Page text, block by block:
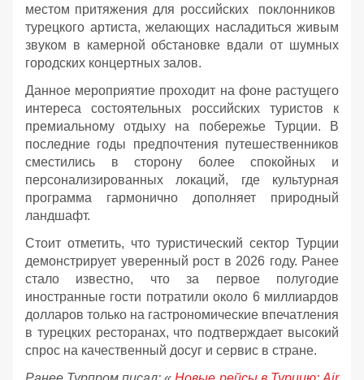
местом притяжения для российских поклонников
турецкого артиста, желающих насладиться живым
звуком в камерной обстановке вдали от шумных
городских концертных залов.
Данное мероприятие проходит на фоне растущего
интереса состоятельных российских туристов к
премиальному отдыху на побережье Турции. В
последние годы предпочтения путешественников
сместились в сторону более спокойных и
персонализированных локаций, где культурная
программа гармонично дополняет природный
ландшафт.
Стоит отметить, что туристический сектор Турции
демонстрирует уверенный рост в 2026 году. Ранее
стало известно, что за первое полугодие
иностранные гости потратили около 6 миллиардов
долларов только на гастрономические впечатления
в турецких ресторанах, что подтверждает высокий
спрос на качественный досуг и сервис в стране.